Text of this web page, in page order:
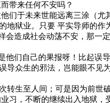
带来任何不安吗？
于未来世能远离三涂（尤
狱业。只要 平实导师的
造成社会动荡不安，那一
们自己的果报呀！比起误
众生的邪法，岂能眼不见
生至人间；可是因为前世
习，不断的继续出入地狱